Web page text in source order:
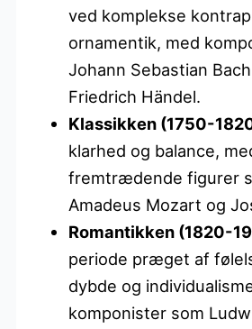
ved komplekse
ornamentik, med
Johann Sebastian
Friedrich Händel.
Klassikken (1750-
klarhed og balance,
fremtrædende figurer
Amadeus Mozart og
Romantikken (1820-
periode præget af
dybde og
komponister som